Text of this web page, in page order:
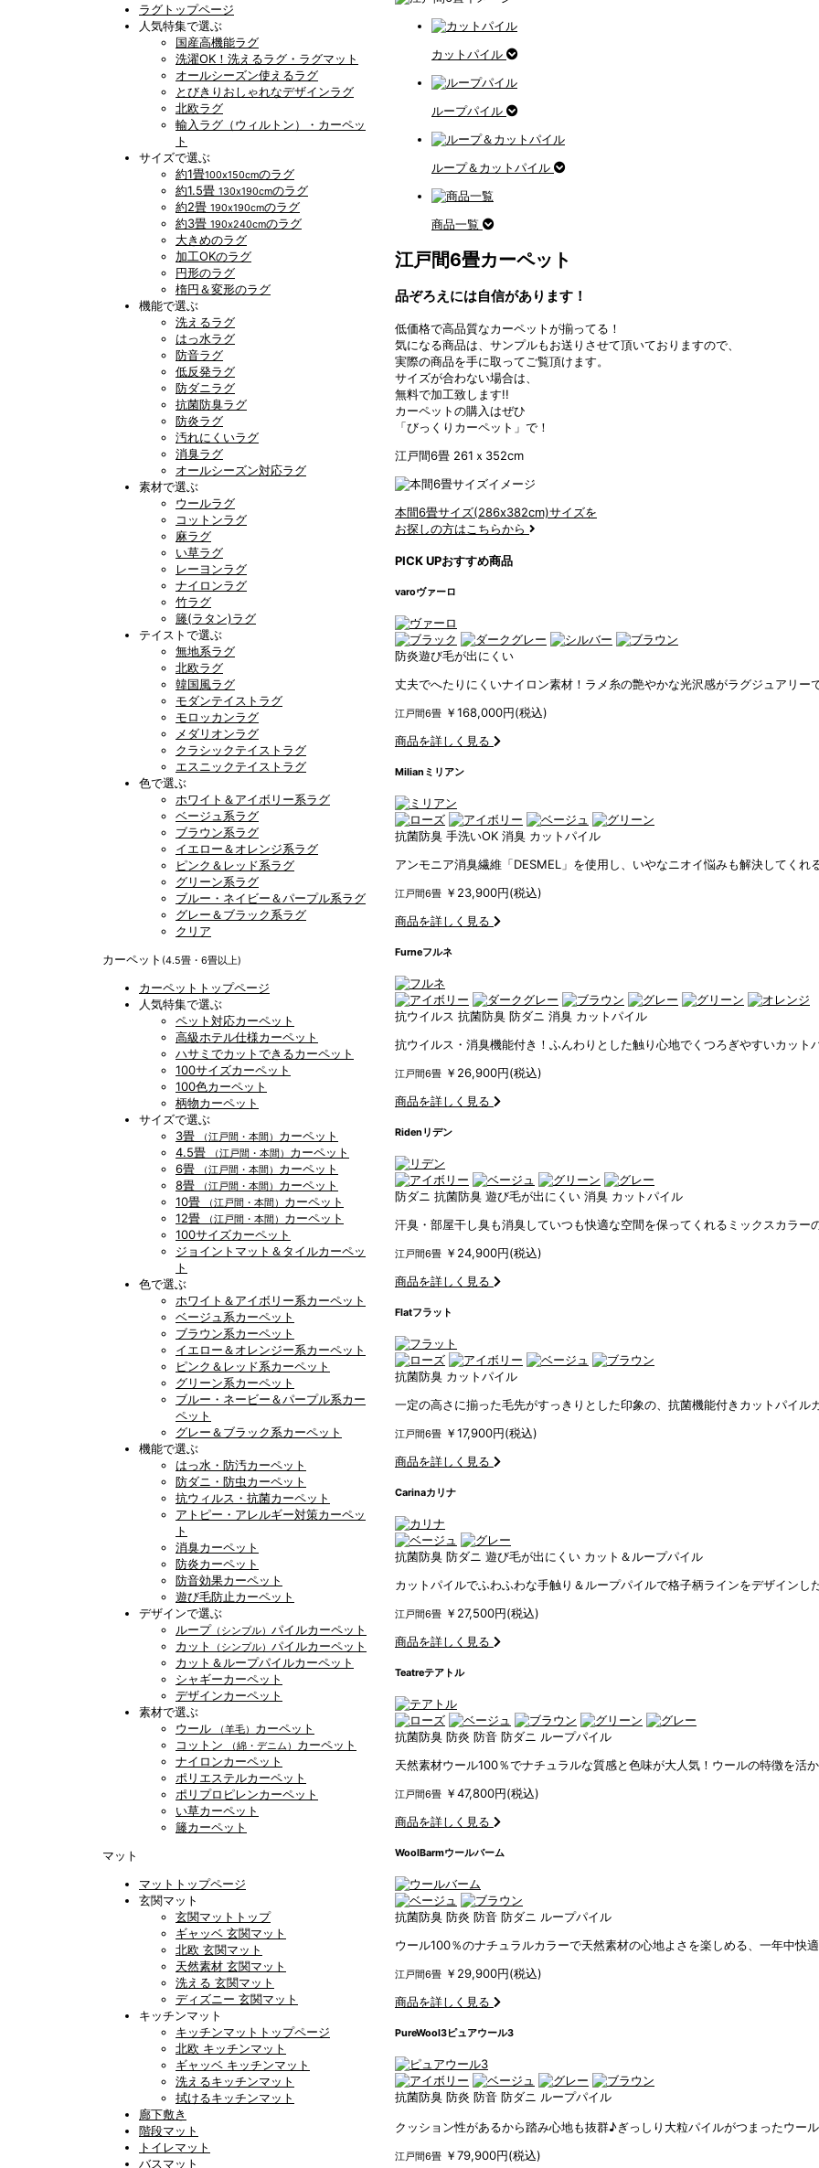
ラグトップページ
人気特集で選ぶ
国産高機能ラグ
洗濯OK！洗えるラグ・ラグマット
オールシーズン使えるラグ
とびきりおしゃれなデザインラグ
北欧ラグ
輸入ラグ（ウィルトン）・カーペッ
ト
サイズで選ぶ
約1畳100x150cmのラグ
約1.5畳 130x190cmのラグ
約2畳 190x190cmのラグ
約3畳 190x240cmのラグ
大きめのラグ
加工OKのラグ
円形のラグ
楕円＆変形のラグ
機能で選ぶ
洗えるラグ
はっ水ラグ
防音ラグ
低反発ラグ
防ダニラグ
抗菌防臭ラグ
防炎ラグ
汚れにくいラグ
消臭ラグ
オールシーズン対応ラグ
素材で選ぶ
ウールラグ
コットンラグ
麻ラグ
い草ラグ
レーヨンラグ
ナイロンラグ
竹ラグ
籐(ラタン)ラグ
テイストで選ぶ
無地系ラグ
北欧ラグ
韓国風ラグ
モダンテイストラグ
モロッカンラグ
メダリオンラグ
クラシックテイストラグ
エスニックテイストラグ
色で選ぶ
ホワイト＆アイボリー系ラグ
ベージュ系ラグ
ブラウン系ラグ
イエロー＆オレンジ系ラグ
ピンク＆レッド系ラグ
グリーン系ラグ
ブルー・ネイビー＆パープル系ラグ
グレー＆ブラック系ラグ
クリア
カーペット (4.5畳・6畳以上)
カーペットトップページ
人気特集で選ぶ
ペット対応カーペット
高級ホテル仕様カーペット
ハサミでカットできるカーペット
100サイズカーペット
100色カーペット
柄物カーペット
サイズで選ぶ
3畳
（江戸間・本間） カーペット
4.5畳
（江戸間・本間） カーペット
6畳
（江戸間・本間） カーペット
8畳
（江戸間・本間） カーペット
10畳
（江戸間・本間） カーペット
12畳
（江戸間・本間） カーペット
100サイズカーペット
ジョイントマット＆タイルカーペッ
ト
色で選ぶ
ホワイト＆アイボリー系カーペット
ベージュ系カーペット
ブラウン系カーペット
イエロー＆オレンジー系カーペット
ピンク＆レッド系カーペット
グリーン系カーペット
ブルー・ネービー＆パープル系カー
ペット
グレー＆ブラック系カーペット
機能で選ぶ
はっ水・防汚カーペット
防ダニ・防虫カーペット
抗ウィルス・抗菌カーペット
アトピー・アレルギー対策カーペッ
ト
消臭カーペット
防炎カーペット
防音効果カーペット
遊び毛防止カーペット
デザインで選ぶ
ループ （シンプル） パイルカーペット
カット
（シンプル） パイルカーペット
カット＆ループパイルカーペット
シャギーカーペット
デザインカーペット
素材で選ぶ
ウール
（羊毛） カーペット
コットン
（綿・デニム） カーペット
ナイロンカーペット
ポリエステルカーペット
ポリプロピレンカーペット
い草カーペット
籐カーペット
マット
マットトップページ
玄関マット
玄関マットトップ
ギャッベ 玄関マット
北欧 玄関マット
天然素材 玄関マット
洗える 玄関マット
ディズニー 玄関マット
キッチンマット
キッチンマットトップページ
北欧 キッチンマット
ギャッベ キッチンマット
洗えるキッチンマット
拭けるキッチンマット
廊下敷き
階段マット
トイレマット
バスマット
カットパイル
ループパイル
ループ＆カットパイル
商品一覧
江戸間6畳カーペット
品ぞろえには自信があります！
低価格で高品質なカーペットが揃ってる！
気になる商品は、サンプルもお送りさせて頂いておりますので、
実際の商品を手に取ってご覧頂けます。
サイズが合わない場合は、
無料で加工致します!!
カーペットの購入はぜひ
「びっくりカーペット」で！
江戸間6畳 261ｘ352cm
本間6畳サイズ(286x382cm)サイズを
お探しの方はこちらから
PICK UPおすすめ商品
varoヴァーロ
防炎遊び毛が出にくい
丈夫でへたりにくいナイロン素材！ラメ糸の艶やかな光沢感がラグジュアリー
江戸間6畳 ￥168,000円(税込)
商品を詳しく見る
Milian ミリアン
抗菌防臭 手洗いOK 消臭 カットパイル
アンモニア消臭繊維「DESMEL」を使用し、いやなニオイ悩みも解決してくれ
江戸間6畳 ￥23,900円(税込)
商品を詳しく見る
Furneフルネ
抗ウイルス 抗菌防臭 防ダニ 消臭 カットパイル
抗ウイルス・消臭機能付き！ふんわりとした触り心地でくつろぎやすいカット
江戸間6畳 ￥26,900円(税込)
商品を詳しく見る
Riden リデン
防ダニ 抗菌防臭 遊び毛が出にくい 消臭 カットパイル
汗臭・部屋干し臭も消臭していつも快適な空間を保ってくれるミックスカラー
江戸間6畳 ￥24,900円(税込)
商品を詳しく見る
Flatフラット
抗菌防臭 カットパイル
一定の高さに揃った毛先がすっきりとした印象の、抗菌機能付きカットパイル
江戸間6畳 ￥17,900円(税込)
商品を詳しく見る
Carinaカリナ
抗菌防臭 防ダニ 遊び毛が出にくい カット＆ループパイル
カットパイルでふわふわな手触り＆ループパイルで格子柄ラインをデザインし
江戸間6畳 ￥27,500円(税込)
商品を詳しく見る
Teatreテアトル
抗菌防臭 防炎 防音 防ダニ ループパイル
天然素材ウール100％でナチュラルな質感と色味が大人気！ウールの特徴を活
江戸間6畳 ￥47,800円(税込)
商品を詳しく見る
WoolBarmウールバーム
抗菌防臭 防炎 防音 防ダニ ループパイル
ウール100％のナチュラルカラーで天然素材の心地よさを楽しめる、一年中快
江戸間6畳 ￥29,900円(税込)
商品を詳しく見る
PureWool3ピュアウール3
抗菌防臭 防炎 防音 防ダニ ループパイル
クッション性があるから踏み心地も抜群♪ぎっしり大粒パイルがつまったウー
江戸間6畳 ￥79,900円(税込)